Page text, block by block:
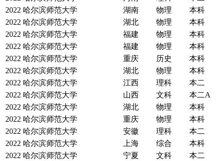
2022 哈尔滨师范大学 湖南 物理
本科
2022 哈尔滨师范大学 湖北 物理
本科
2022 哈尔滨师范大学 福建 物理
本科
2022 哈尔滨师范大学 福建 物理
本科
2022 哈尔滨师范大学 重庆 历史
本科
2022 哈尔滨师范大学 湖北 物理
本科
2022 哈尔滨师范大学 江西 理科
本二
2022 哈尔滨师范大学 山西 文科
本二A
2022 哈尔滨师范大学 湖北 物理
本科
2022 哈尔滨师范大学 重庆 物理
本科
2022 哈尔滨师范大学 安徽 理科
本二
2022 哈尔滨师范大学 上海 综合
本科
2022 哈尔滨师范大学 宁夏 文科
本二